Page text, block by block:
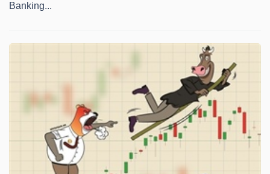
Banking...
NĂNG
NGUYÊN